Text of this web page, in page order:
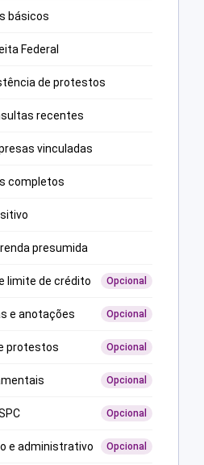
básicos
Federal
de protestos
recentes
vinculadas
completos
presumida
limite de crédito Opcional
e anotações Opcional
protestos Opcional
Opcional
Opcional
e administrativo Opcional